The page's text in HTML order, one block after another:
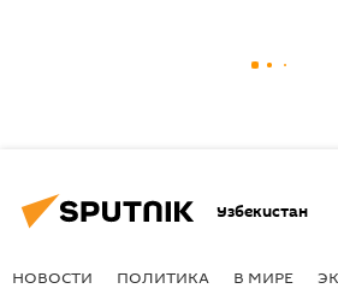
Узбекистан
НОВОСТИ ПОЛИТИКА В МИРЕ